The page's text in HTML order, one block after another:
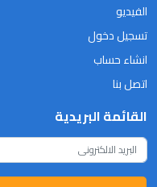
الفيديو
تسجيل دخول
انشاء حساب
اتصل بنا
القائمة البريدية